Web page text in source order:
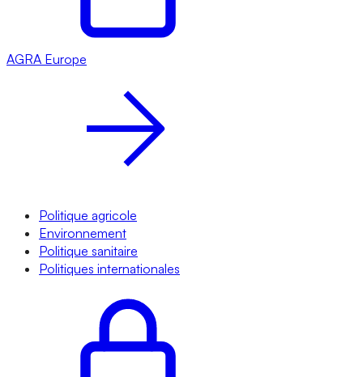
AGRA Europe
Politique agricole
Environnement
Politique sanitaire
Politiques internationales